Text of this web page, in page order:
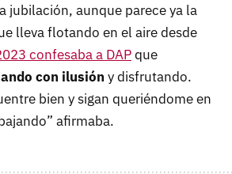
jubilación, aunque parece ya la
lleva flotando en el aire desde
confesaba a DAPque
con ilusión y disfrutando.
bien y sigan queriéndome en
afirmaba.